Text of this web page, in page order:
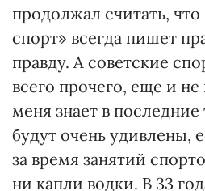
продолжал считать,
спорт» всегда пишет
правду. А советские
всего прочего, еще и не
меня знает в последние
будут очень удивлены,
за время занятий
ни капли водки. В 33